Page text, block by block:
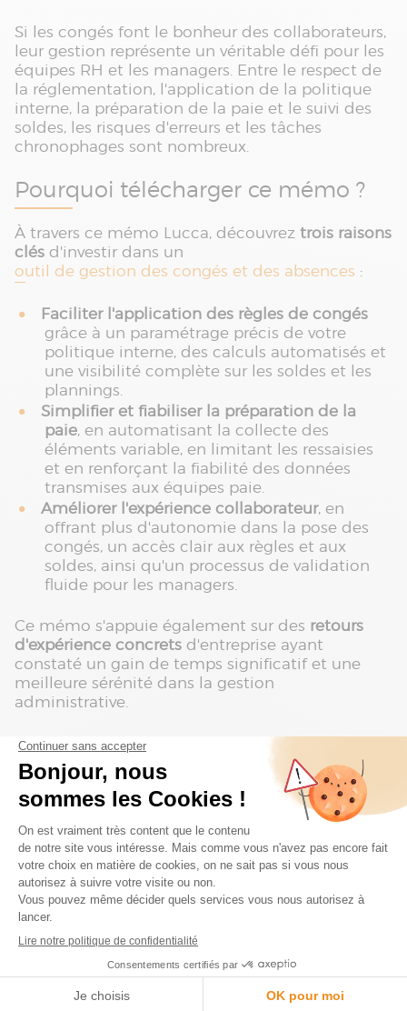
Si les congés font le bonheur des collaborateurs,
leur gestion représente un véritable défi pour les
équipes RH et les managers. Entre le respect de
la réglementation, l'application de la politique
interne, la préparation de la paie et le suivi des
soldes, les risques d'erreurs et les tâches
chronophages sont nombreux.
Pourquoi télécharger ce mémo ?
À travers ce mémo Lucca, découvrez trois raisons
clés d'investir dans un
outil de gestion des congés et des absences :
Faciliter l'application des règles de congés
grâce à un paramétrage précis de votre
politique interne, des calculs automatisés et
une visibilité complète sur les soldes et les
plannings.
Simplifier et fiabiliser la préparation de la
paie, en automatisant la collecte des
éléments variable, en limitant les ressaisies
et en renforçant la fiabilité des données
transmises aux équipes paie.
Améliorer l'expérience collaborateur, en
offrant plus d'autonomie dans la pose des
congés, un accès clair aux règles et aux
soldes, ainsi qu'un processus de validation
fluide pour les managers.
Ce mémo s'appuie également sur des retours
d'expérience concrets d'entreprise ayant
constaté un gain de temps significatif et une
meilleure sérénité dans la gestion
administrative.
Une ressource utile pour toute organisation
souhaitant alléger sa charge administrative,
sécuriser ses processus RH et se recentrer sur des
missions à plus forte valeur ajoutée, avec l'appui
de solutions comme celles proposées parLucca.
Veuillez soumettre le formulaire
pour accéder au média :